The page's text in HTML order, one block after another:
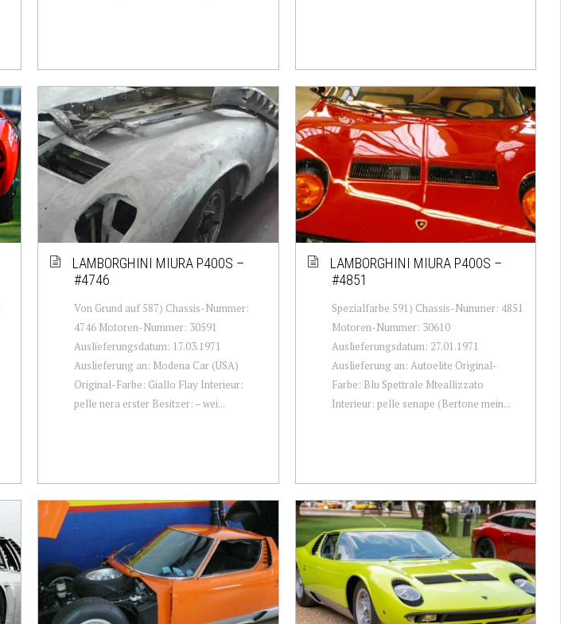
LAMBORGHINI MIURA P400S –
#4746
Von Grund auf 587) Chassis-Nummer:
4746 Motoren-Nummer: 30591
Auslieferungsdatum: 17.03.1971
Auslieferung an: Modena Car (USA)
Original-Farbe: Giallo Flay Interieur:
pelle nera erster Besitzer: – wei...
LAMBORGHINI MIURA P400S –
#4851
Spezialfarbe 591) Chassis-Nummer: 4851
Motoren-Nummer: 30610
Auslieferungsdatum: 27.01.1971
Auslieferung an: Autoelite Original-
Farbe: Blu Spettrale Mteallizzato
Interieur: pelle senape (Bertone mein...